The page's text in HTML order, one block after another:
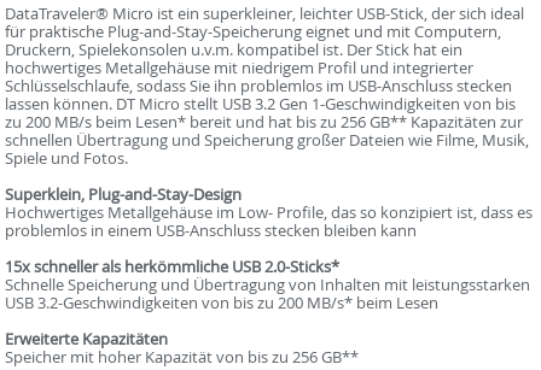
DataTraveler® Micro ist ein superkleiner, leichter USB-Stick, der sich ideal
für praktische Plug-and-Stay-Speicherung eignet und mit Computern,
Druckern, Spielekonsolen u.v.m. kompatibel ist. Der Stick hat ein
hochwertiges Metallgehäuse mit niedrigem Profil und integrierter
Schlüsselschlaufe, sodass Sie ihn problemlos im USB-Anschluss stecken
lassen können. DT Micro stellt USB 3.2 Gen 1-Geschwindigkeiten von bis
zu 200 MB/s beim Lesen* bereit und hat bis zu 256 GB** Kapazitäten zur
schnellen Übertragung und Speicherung großer Dateien wie Filme, Musik,
Spiele und Fotos.
Superklein, Plug-and-Stay-Design
Hochwertiges Metallgehäuse im Low- Profile, das so konzipiert ist, dass es
problemlos in einem USB-Anschluss stecken bleiben kann
15x schneller als herkömmliche USB 2.0-Sticks*
Schnelle Speicherung und Übertragung von Inhalten mit leistungsstarken
USB 3.2-Geschwindigkeiten von bis zu 200 MB/s* beim Lesen
Erweiterte Kapazitäten
Speicher mit hoher Kapazität von bis zu 256 GB**